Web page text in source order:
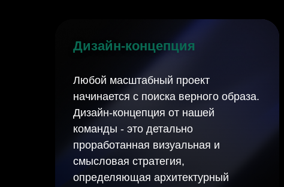
Дизайн-концепция
Любой масштабный проект
начинается с поиска верного образа.
Дизайн-концепция от нашей
команды - это детально
проработанная визуальная и
смысловая стратегия,
определяющая архитектурный